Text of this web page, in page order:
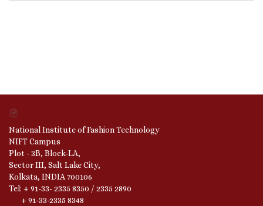
National Institute of Fashion Technology
NIFT Campus
Plot - 3B, Block-LA,
Sector III, Salt Lake City,
Kolkata, INDIA 700106
Tel: + 91-33- 2335 8350 / 2335 2890
+ 91-33-2335 8348